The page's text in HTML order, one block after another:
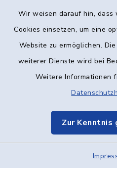
Wir weisen darauf hin,
Cookies einsetzen, um eine
Website zu ermöglichen.
weiterer Dienste wird bei
Weitere Informationen
Zur Kenntnis
Elektronische